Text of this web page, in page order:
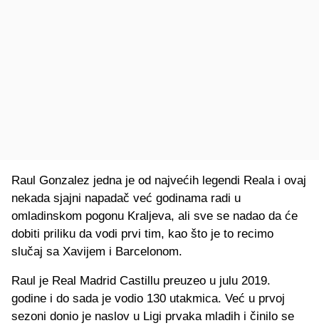
Raul Gonzalez jedna je od najvećih legendi Reala i ovaj
nekada sjajni napadač već godinama radi u
omladinskom pogonu Kraljeva, ali sve se nadao da će
dobiti priliku da vodi prvi tim, kao što je to recimo
slučaj sa Xavijem i Barcelonom.
Raul je Real Madrid Castillu preuzeo u julu 2019.
godine i do sada je vodio 130 utakmica. Već u prvoj
sezoni donio je naslov u Ligi prvaka mladih i činilo se